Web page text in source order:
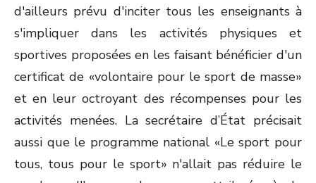
d'ailleurs prévu d'inciter tous les enseignants à
s'impliquer dans les activités physiques et
sportives proposées en les faisant bénéficier d'un
certificat de «volontaire pour le sport de masse»
et en leur octroyant des récompenses pour les
activités menées. La secrétaire d’État précisait
aussi que le programme national «Le sport pour
tous, tous pour le sport» n'allait pas réduire le